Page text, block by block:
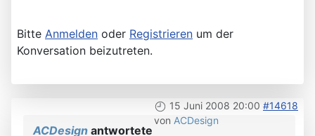
Bitte Anmelden oder Registrieren um der
Konversation beizutreten.
15 Juni 2008 20:00 #14618
von ACDesign
ACDesign antwortete